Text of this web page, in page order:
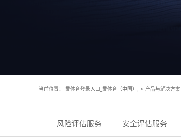
当前位置： 爱体育登录入口_爱体育（中国）, > 产品与解决方案
风险评估服务 安全评估服务